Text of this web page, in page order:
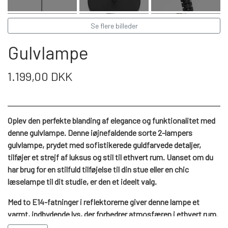
DAYBED/CHAISELONG
REOLER
REOL EDGE
REOL MISTRAL
REOL SIGN
VÆGPANELER
SPEJLE
BELYSNING
VÆGPANELER
BELYSNING
VÆGPANELER
VÆGPANELER
SPEJLE
PARKERING
MONTERING & LEVERING
OM OS
Se flere billeder
Gulvlampe
1.199,00 DKK
Oplev den perfekte blanding af elegance og funktionalitet med
denne gulvlampe. Denne iøjnefaldende sorte 2-lampers
gulvlampe, prydet med sofistikerede guldfarvede detaljer,
tilføjer et strejf af luksus og stil til ethvert rum. Uanset om du
har brug for en stilfuld tilføjelse til din stue eller en chic
læselampe til dit studie, er den et ideelt valg.
Med to E14-fatninger i reflektorerne giver denne lampe et
varmt, indbydende lys, der forbedrer atmosfæren i ethvert rum.